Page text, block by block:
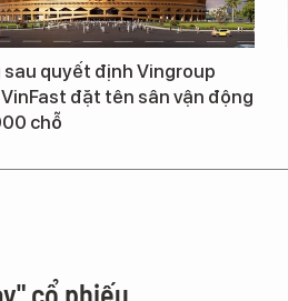
quyết định Vingroup
đặt tên sân vận động
chỗ
cổ phiếu